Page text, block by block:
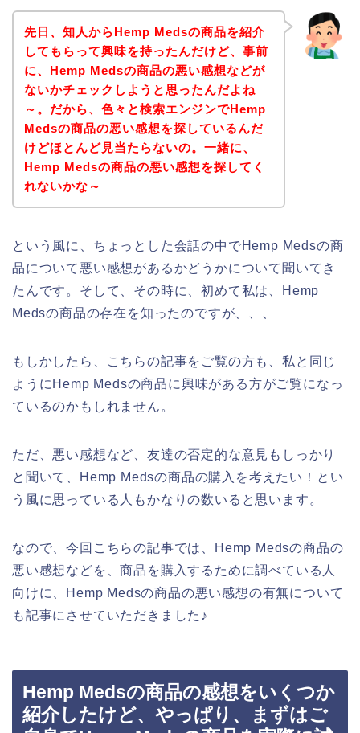
先日、知人からHemp Medsの商品を紹介
してもらって興味を持ったんだけど、事前
に、Hemp Medsの商品の悪い感想などが
ないかチェックしようと思ったんだよね
～。だから、色々と検索エンジンでHemp
Medsの商品の悪い感想を探しているんだ
けどほとんど見当たらないの。一緒に、
Hemp Medsの商品の悪い感想を探してく
れないかな～
という風に、ちょっとした会話の中でHemp Medsの商
品について悪い感想があるかどうかについて聞いてき
たんです。そして、その時に、初めて私は、Hemp
Medsの商品の存在を知ったのですが、、、
もしかしたら、こちらの記事をご覧の方も、私と同じ
ようにHemp Medsの商品に興味がある方がご覧になっ
ているのかもしれません。
ただ、悪い感想など、友達の否定的な意見もしっかり
と聞いて、Hemp Medsの商品の購入を考えたい！とい
う風に思っている人もかなりの数いると思います。
なので、今回こちらの記事では、Hemp Medsの商品の
悪い感想などを、商品を購入するために調べている人
向けに、Hemp Medsの商品の悪い感想の有無について
も記事にさせていただきました♪
Hemp Medsの商品の感想をいくつか
紹介したけど、やっぱり、まずはご